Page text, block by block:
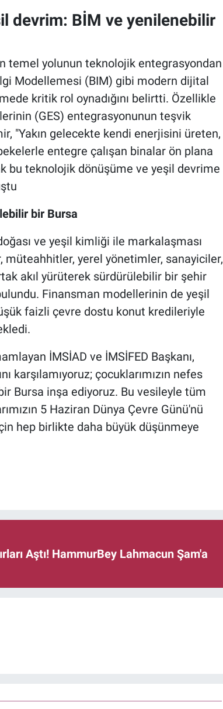
devrim: BİM ve yenilenebilir
temel yolunun teknolojik entegrasyondan
Modellemesi (BIM) gibi modern dijital
kritik rol oynadığını belirtti. Özellikle
(GES) entegrasyonunun teşvik
"Yakın gelecekte kendi enerjisini üreten,
entegre çalışan binalar ön plana
bu teknolojik dönüşüme ve yeşil devrime
bir Bursa
ve yeşil kimliği ile markalaşması
yerel yönetimler, sanayiciler,
akıl yürüterek sürdürülebilir bir şehir
Finansman modellerinin de yeşil
faizli çevre dostu konut kredileriyle
İMSİAD ve İMSİFED Başkanı,
karşılamıyoruz; çocuklarımızın nefes
Bursa inşa ediyoruz. Bu vesileyle tüm
5 Haziran Dünya Çevre Günü'nü
hep birlikte daha büyük düşünmeye
Aştı! HammurBey Lahmacun Şam'a